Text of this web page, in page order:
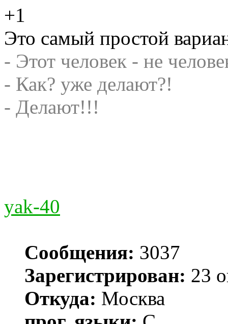
+1
Это самый простой
- Этот человек - не
- Как? уже делают?!
- Делают!!!
yak-40
Сообщения: 3037
Зарегистрирован: 23
Откуда: Москва